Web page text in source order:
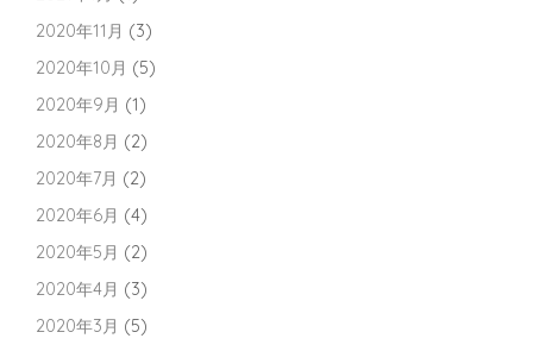
2020年11月 (3)
2020年10月 (5)
2020年9月 (1)
2020年8月 (2)
2020年7月 (2)
2020年6月 (4)
2020年5月 (2)
2020年4月 (3)
2020年3月 (5)